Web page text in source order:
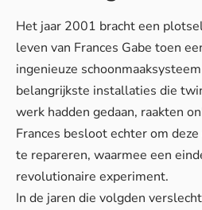
Het jaar 2001 bracht een
leven van Frances Gabe toen
ingenieuze
belangrijkste installaties die
werk hadden gedaan, raakten
Frances besloot echter om
te repareren, waarmee een
revolutionaire experiment.
In de jaren die volgden